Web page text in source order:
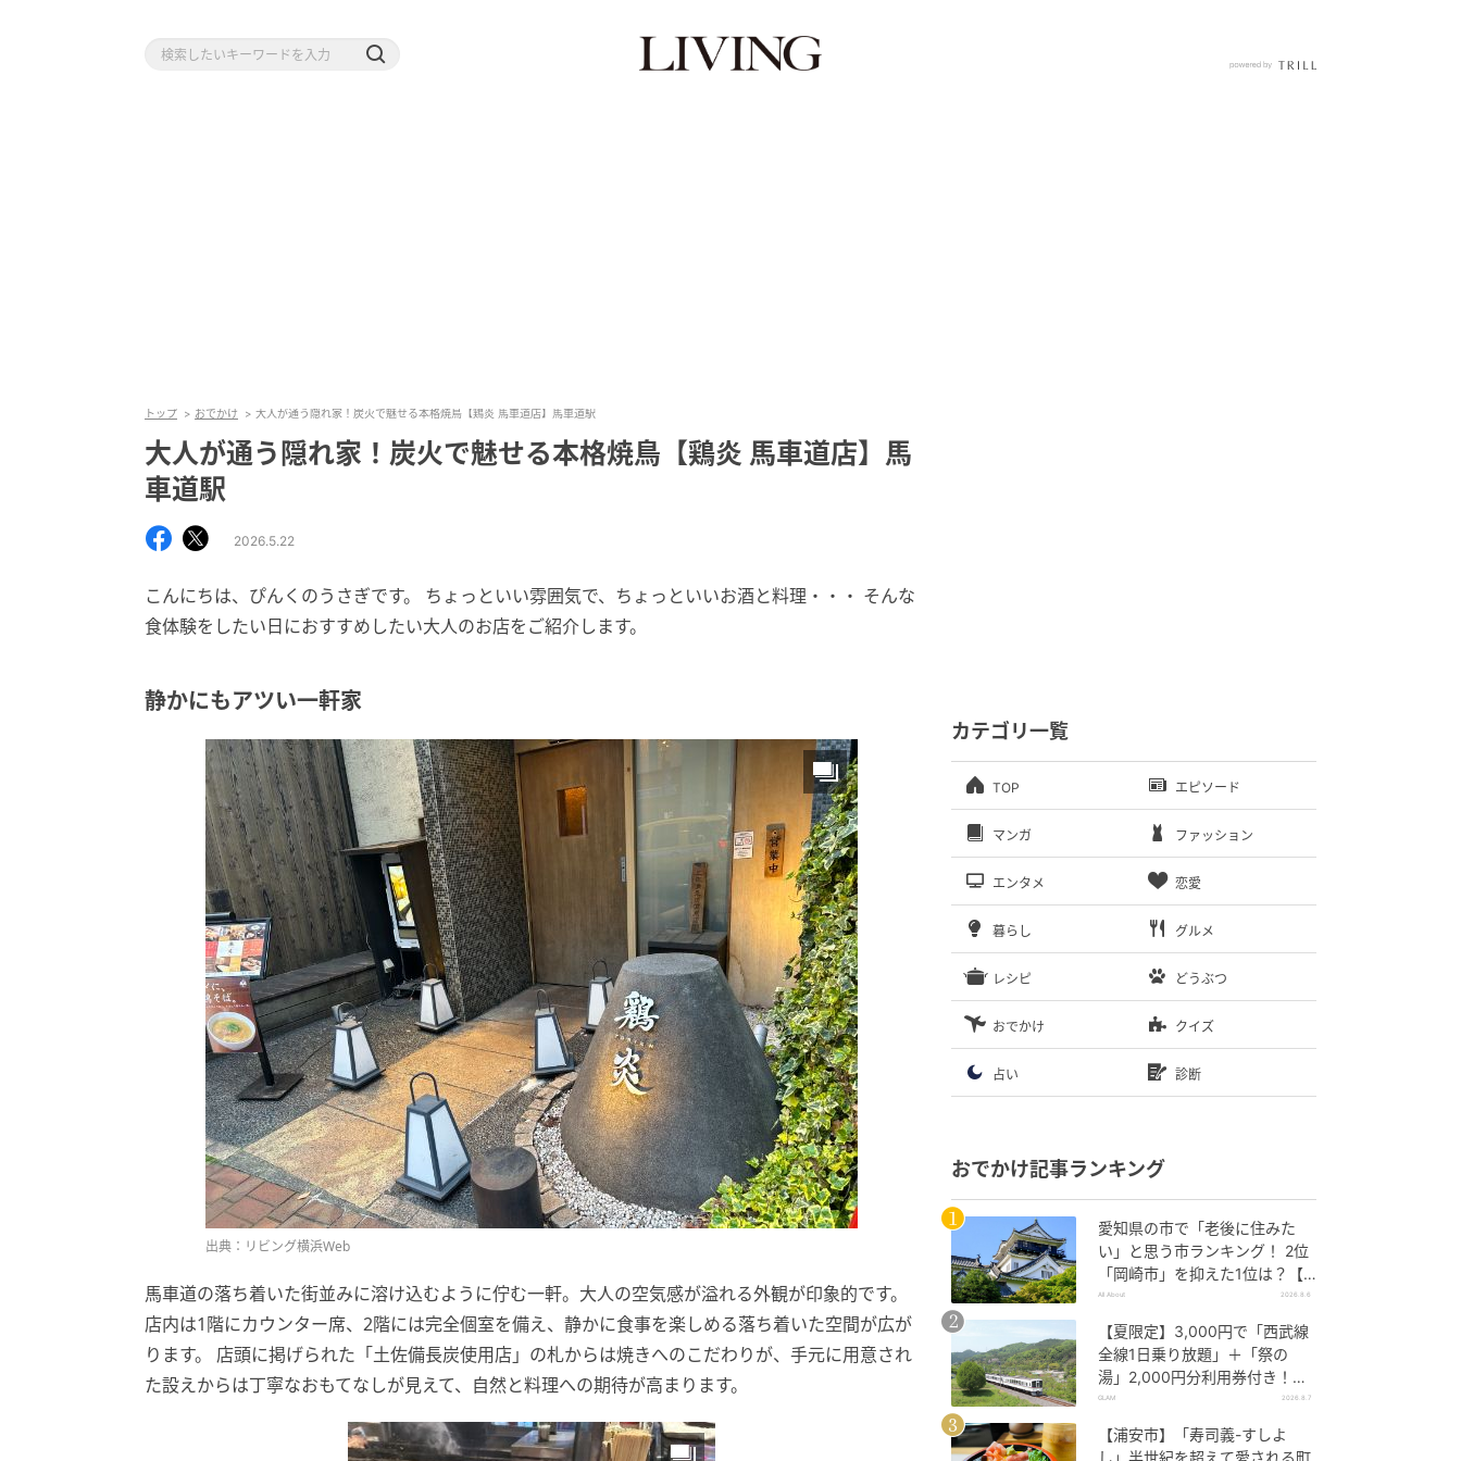
トップ おでかけ 大人が通う隠れ家！炭火で魅せる本格焼鳥【鶏炎 馬車道店】馬車道駅
大人が通う隠れ家！炭火で魅せる本格焼鳥【鶏炎 馬車道店】馬
車道駅
2026.5.22
こんにちは、ぴんくのうさぎです。 ちょっといい雰囲気で、ちょっといいお酒と料理・・・ そんな
食体験をしたい日におすすめしたい大人のお店をご紹介します。
静かにもアツい一軒家
出典：リビング横浜Web
馬車道の落ち着いた街並みに溶け込むように佇む一軒。大人の空気感が溢れる外観が印象的です。
店内は1階にカウンター席、2階には完全個室を備え、静かに食事を楽しめる落ち着いた空間が広が
ります。 店頭に掲げられた「土佐備長炭使用店」の札からは焼きへのこだわりが、手元に用意され
た設えからは丁寧なおもてなしが見えて、自然と料理への期待が高まります。
カテゴリ一覧
TOP エピソード
マンガ ファッション
エンタメ 恋愛
暮らし グルメ
レシピ どうぶつ
おでかけ クイズ
占い 診断
おでかけ記事ランキング
愛知県の市で「老後に住みた
い」と思う市ランキング！ 2位
「岡崎市」を抑えた1位は？【2
026年調査】
All About 2026.8.6
【夏限定】3,000円で「西武線
全線1日乗り放題」＋「祭の
湯」2,000円分利用券付き！
『秩父 夏のおでかけきっぷ』で
GLAM 2026.8.7
【浦安市】「寿司義-すしよ
し」半世紀を超えて愛される町